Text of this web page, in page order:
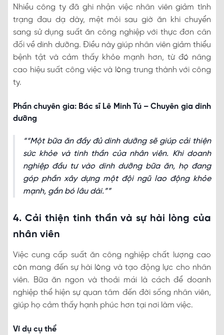
Nhiều công ty đã ghi nhận việc nhân viên giảm tình
trạng đau dạ dày, mệt mỏi sau giờ ăn khi chuyển
sang sử dụng suất ăn công nghiệp với thực đơn cân
đối về dinh dưỡng. Điều này giúp nhân viên giảm thiểu
bệnh tật và cảm thấy khỏe mạnh hơn, từ đó nâng
cao hiệu suất công việc và lòng trung thành với công
ty.
Phần chuyên gia: Bác sĩ Lê Minh Tú – Chuyên gia dinh
dưỡng
“Một bữa ăn đầy đủ dinh dưỡng sẽ giúp cải thiện
sức khỏe và tinh thần của nhân viên. Khi doanh
nghiệp đầu tư vào dinh dưỡng bữa ăn, họ đang
góp phần xây dựng một đội ngũ lao động khỏe
mạnh, gắn bó lâu dài.”
4. Cải thiện tinh thần và sự hài lòng của
nhân viên
Việc cung cấp suất ăn công nghiệp chất lượng cao
còn mang đến sự hài lòng và tạo động lực cho nhân
viên. Bữa ăn ngon và thoải mái là cách để doanh
nghiệp thể hiện sự quan tâm đến đời sống nhân viên,
giúp họ cảm thấy hạnh phúc hơn tại nơi làm việc.
Ví dụ cụ thể